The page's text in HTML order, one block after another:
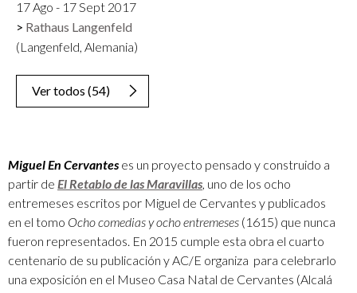
17 Ago - 17 Sept 2017
Rathaus Langenfeld
(Langenfeld, Alemania)
Ver todos (54)
Miguel En Cervantes es un proyecto pensado y construido a
partir de El Retablo de las Maravillas , uno de los ocho
entremeses escritos por Miguel de Cervantes y publicados
en el tomo Ocho comedias y ocho entremeses (1615) que nunca
fueron representados. En 2015 cumple esta obra el cuarto
centenario de su publicación y AC/E organiza para celebrarlo
una exposición en el Museo Casa Natal de Cervantes (Alcalá